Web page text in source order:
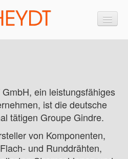
ein leistungsfähiges
ist die deutsche
tätigen Groupe Gindre.
von Komponenten,
und Runddrähten,